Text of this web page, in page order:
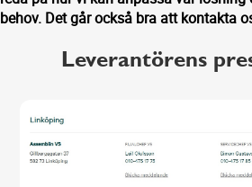
behov. Det går också bra att kontakta
Leverantörens